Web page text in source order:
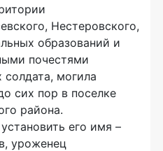
Нестеровского,
образований и
почестями
солдата, могила
сих пор в поселке
района.
его имя –
уроженец